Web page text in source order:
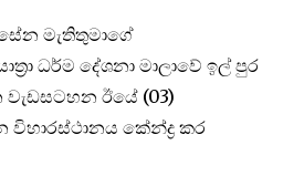
මැතිතුමාගේ
ධර්ම දේශනා මාලාවේ ඉල් පුර
ඊයේ (03)
කේන්ද්‍ර කර